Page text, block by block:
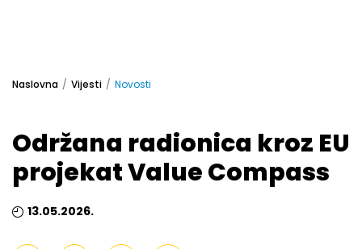
Naslovna Vijesti Novosti
Održana radionica kroz EU
projekat Value Compass
13.05.2026.